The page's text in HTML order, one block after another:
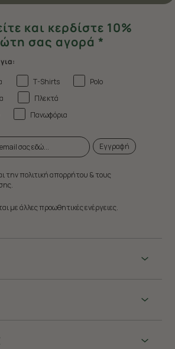
και κερδίστε 10%
σας αγορά *
T-Shirts
Polo
Πλεκτά
Πανωφόρια
Εγγραφή
την πολιτική απορρήτου & τους
με άλλες προωθητικές ενέργειες.